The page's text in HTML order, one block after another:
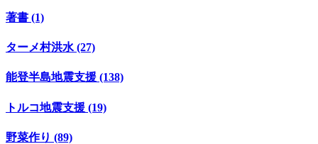
著書 (1)
ターメ村洪水 (27)
能登半島地震支援 (138)
トルコ地震支援 (19)
野菜作り (89)